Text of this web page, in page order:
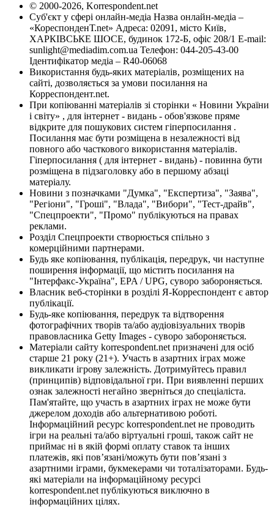
© 2000-2026, Korrespondent.net
Суб'єкт у сфері онлайн-медіа Назва онлайн-медіа –
«КореспонденТ.net» Адреса: 02091, місто Київ,
ХАРКІВСЬКЕ ШОСЕ, будинок 172-Б, офіс 208/1 E-mail:
sunlight@mediadim.com.ua Телефон: 044-205-43-00
Ідентифікатор медіа – R40-06068
Використання будь-яких матеріалів, розміщених на
сайті, дозволяється за умови посилання на
Корреспондент.net.
При копіюванні матеріалів зі сторінки « Новини України
і світу» , для інтернет - видань - обов'язкове пряме
відкрите для пошукових систем гіперпосилання .
Посилання має бути розміщена в незалежності від
повного або часткового використання матеріалів.
Гіперпосилання ( для інтернет - видань) - повинна бути
розміщена в підзаголовку або в першому абзаці
матеріалу.
Новини з позначками "Думка", "Експертиза", "Заява",
"Регіони", "Гроші", "Влада", "Вибори", "Тест-драйв",
"Спецпроекти", "Промо" публікуються на правах
реклами.
Розділ Спецпроекти створюється спільно з
комерційними партнерами.
Будь яке копіювання, публікація, передрук, чи наступне
поширення інформації, що містить посилання на
"Інтерфакс-Україна", EPA / UPG, суворо забороняється.
Власник веб-сторінки в розділі Я-Корреспондент є автор
публікації.
Будь-яке копіювання, передрук та відтворення
фотографічних творів та/або аудіовізуальних творів
правовласника Getty Images - суворо забороняється.
Матеріали сайту korrespondent.net призначені для осіб
старше 21 року (21+). Участь в азартних іграх може
викликати ігрову залежність. Дотримуйтесь правил
(принципів) відповідальної гри. При виявленні перших
ознак залежності негайно зверніться до спеціаліста.
Пам'ятайте, що участь в азартних іграх не може бути
джерелом доходів або альтернативою роботі.
Інформаційний ресурс korrespondent.net не проводить
ігри на реальні та/або віртуальні гроші, також сайт не
приймає ні в якій формі оплату ставок та інших
платежів, які пов’язані/можуть бути пов’язані з
азартними іграми, букмекерами чи тоталізаторами. Будь-
які матеріали на інформаційному ресурсі
korrespondent.net публікуються виключно в
інформаційних цілях.